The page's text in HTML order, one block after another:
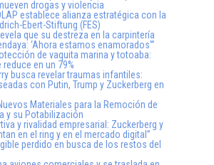
drogas y violencia
establece alianza estratégica con la
Ebert-Stiftung (FES)
que su destreza en la carpintería
‘Ahora estamos enamorados'”
de vaquita marina y totoaba:
en un 79%
busca revelar traumas infantiles:
con Putin, Trump y Zuckerberg en
Materiales para la Remoción de
y su Potabilización
y rivalidad empresarial: Zuckerberg y
en el ring y en el mercado digital”
perdido en busca de los restos del